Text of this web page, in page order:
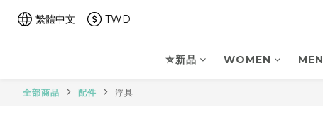
繁體中文 TWD
⛤新品 WOMEN MEN
全部商品 配件 浮具